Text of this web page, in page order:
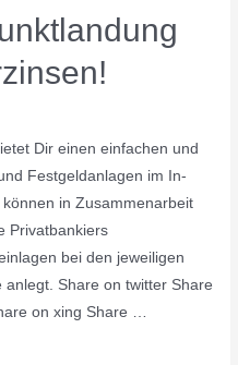
Dir einen einfachen und
Festgeldanlagen im In-
in Zusammenarbeit
Privatbankiers
bei den jeweiligen
Share on twitter Share
on xing Share …